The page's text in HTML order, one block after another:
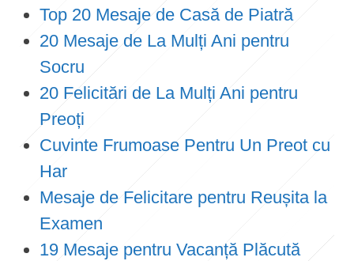
Top 20 Mesaje de Casă de Piatră
20 Mesaje de La Mulți Ani pentru
Socru
20 Felicitări de La Mulți Ani pentru
Preoți
Cuvinte Frumoase Pentru Un Preot cu
Har
Mesaje de Felicitare pentru Reușita la
Examen
19 Mesaje pentru Vacanță Plăcută